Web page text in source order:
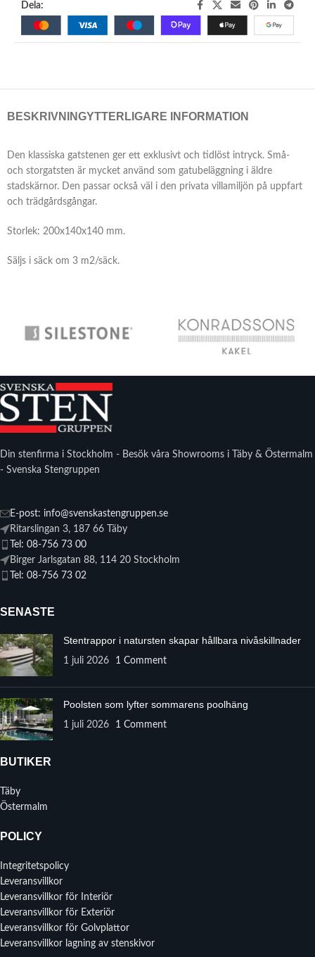
Dela:
BESKRIVNINGYTTERLIGARE INFORMATION
Den klassiska gatstenen ger ett exklusivt och tidlöst intryck. Små-
och storgatsten är mycket använd som gatubeläggning i äldre
stadskärnor. Den passar också väl i den privata villamiljön på uppfart
och trädgårdsgångar.
Storlek: 200x140x140 mm.
Säljs i säck om 3 m2/säck.
Din stenfirma i Stockholm - Besök våra Showrooms i Täby & Östermalm
- Svenska Stengruppen
E-post: info@svenskastengruppen.se
Ritarslingan 3, 187 66 Täby
Tel: 08-756 73 00
Birger Jarlsgatan 88, 114 20 Stockholm
Tel: 08-756 73 02
SENASTE
Stentrappor i natursten skapar hållbara nivåskillnader
1 juli 2026 1 Comment
Poolsten som lyfter sommarens poolhäng
1 juli 2026 1 Comment
BUTIKER
Täby
Östermalm
POLICY
Integritetspolicy
Leveransvillkor
Leveransvillkor för Interiör
Leveransvillkor för Exteriör
Leveransvillkor för Golvplattor
Leveransvillkor lagning av stenskivor